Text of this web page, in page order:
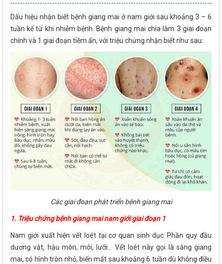
Dấu hiệu nhận biết bệnh giang mai ở nam giới sau khoảng 3 – 6
tuần kể từ khi nhiễm bệnh. Bệnh giang mai chia làm 3 giai đoạn
chính và 1 giai đoạn tiềm ẩn, với triệu chứng nhận biết như sau:
Các giai đoạn phát triển bệnh giang mai
1. Triệu chứng bệnh giang mai nam giới giai đoạn 1
Nam giới xuất hiện vết loét tại cơ quan sinh dục: Phần quy đầu
dương vật, hậu môn, môi, lưỡi... Vết loét này gọi là săng giang
mai, có hình tròn nhỏ, biến mất sau khoảng 6 tuần dù không điều